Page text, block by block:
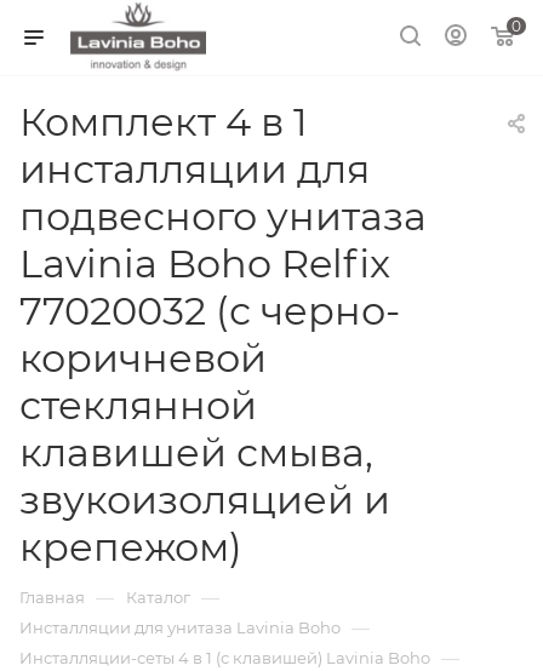
0
Комплект 4 в 1
инсталляции для
подвесного унитаза
Lavinia Boho Relfix
77020032 (с черно-
коричневой
стеклянной
клавишей смыва,
звукоизоляцией и
крепежом)
Главная — Каталог —
Инсталляции для унитаза Lavinia Boho —
Инсталляции-сеты 4 в 1 (с клавишей) Lavinia Boho —